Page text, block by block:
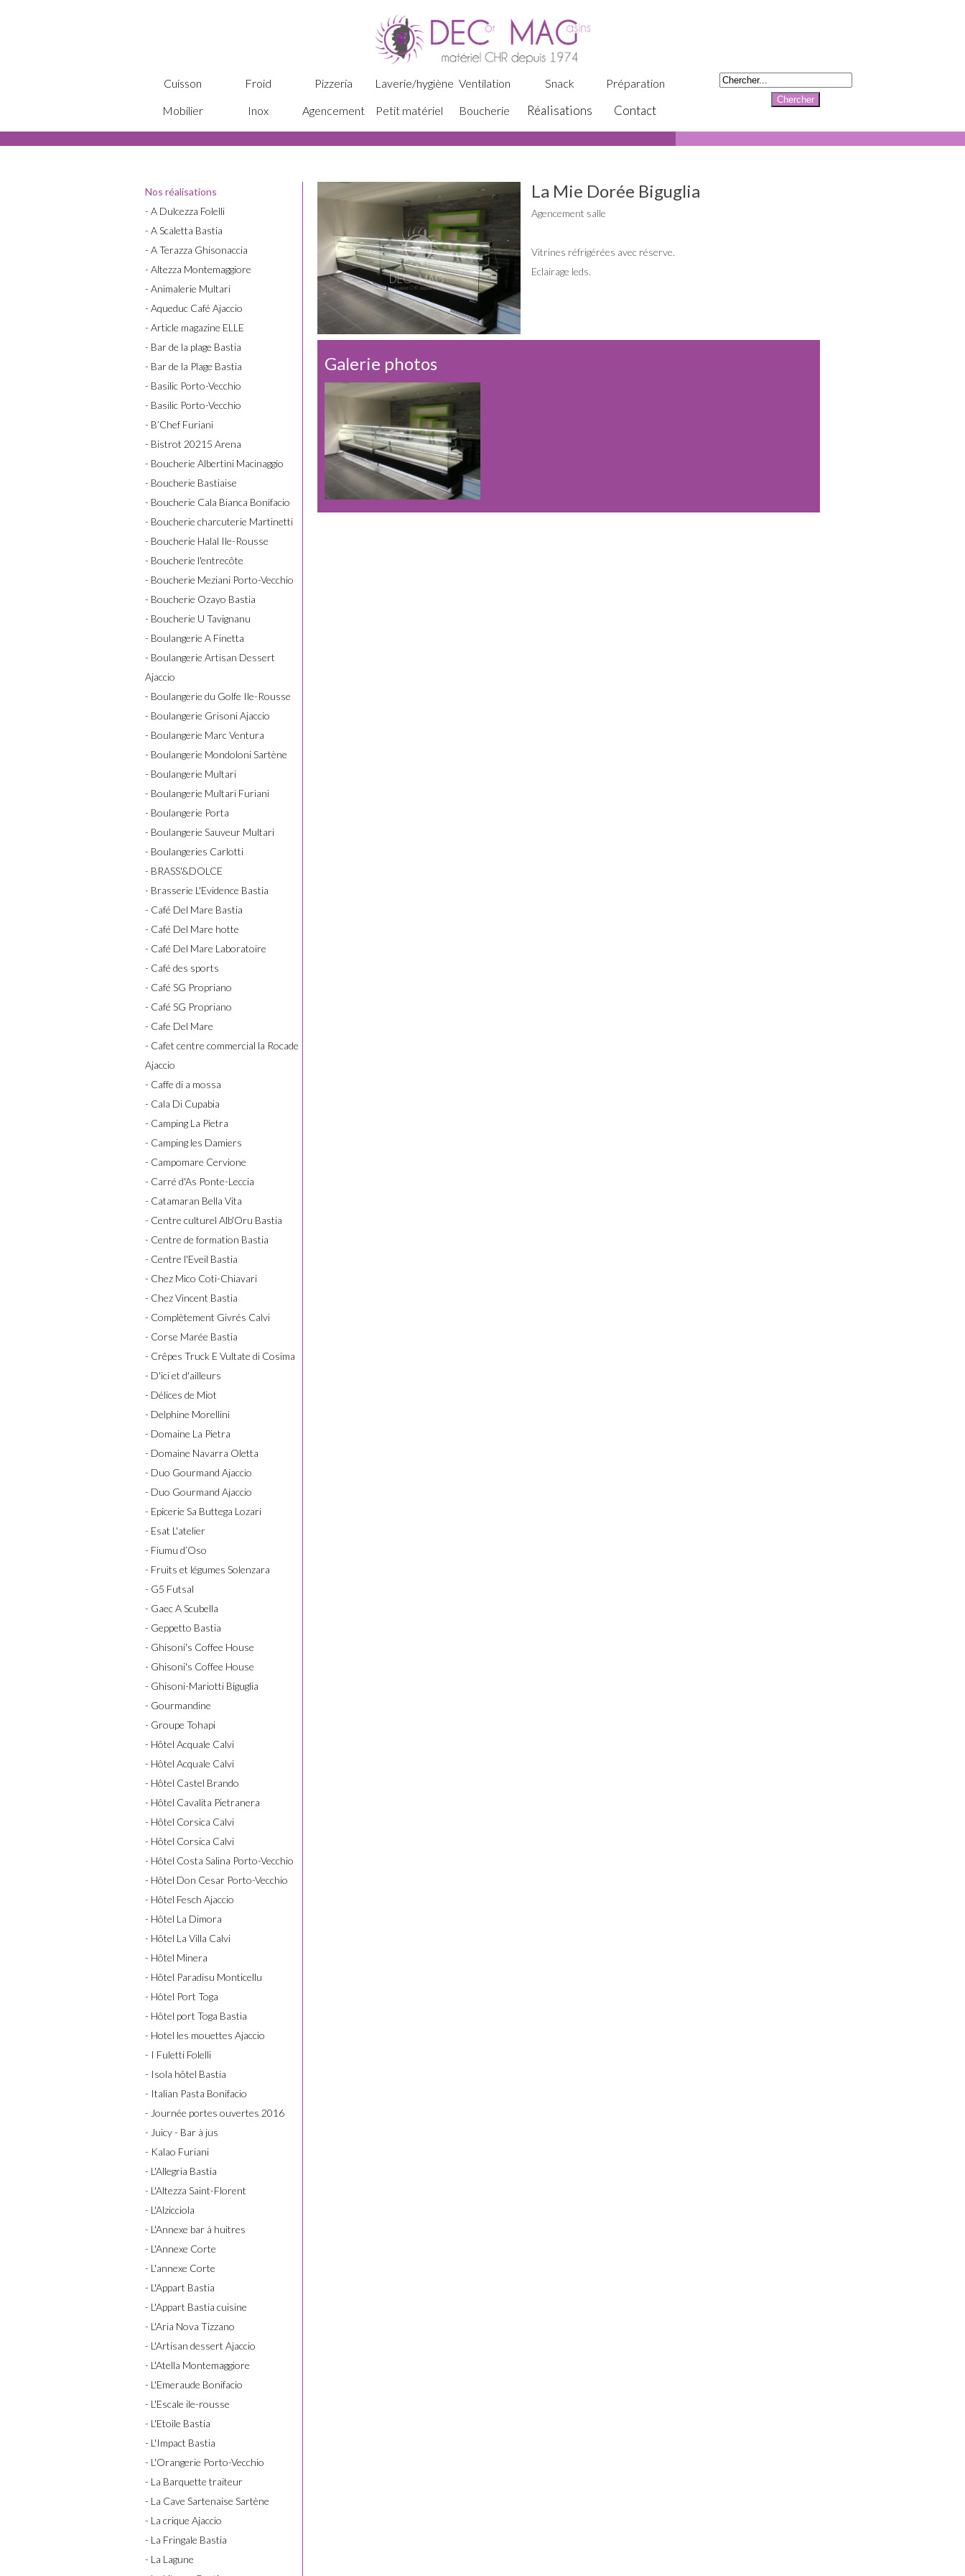
Cuisson Froid Pizzeria Laverie/hygiène Ventilation Snack
Préparation
Mobilier
Inox Agencement Petit matériel Boucherie Réalisations Contact
Nos réalisations
- A Dulcezza Folelli
- A Scaletta Bastia
- A Terazza Ghisonaccia
- Altezza Montemaggiore
- Animalerie Multari
- Aqueduc Café Ajaccio
- Article magazine ELLE
- Bar de la plage Bastia
- Bar de la Plage Bastia
- Basilic Porto-Vecchio
- Basilic Porto-Vecchio
- B’Chef Furiani
- Bistrot 20215 Arena
- Boucherie Albertini Macinaggio
- Boucherie Bastiaise
- Boucherie Cala Bianca Bonifacio
- Boucherie charcuterie Martinetti
- Boucherie Halal Ile-Rousse
- Boucherie l'entrecôte
- Boucherie Meziani Porto-Vecchio
- Boucherie Ozayo Bastia
- Boucherie U Tavignanu
- Boulangerie A Finetta
- Boulangerie Artisan Dessert
Ajaccio
- Boulangerie du Golfe Ile-Rousse
- Boulangerie Grisoni Ajaccio
- Boulangerie Marc Ventura
- Boulangerie Mondoloni Sartène
- Boulangerie Multari
- Boulangerie Multari Furiani
- Boulangerie Porta
- Boulangerie Sauveur Multari
- Boulangeries Carlotti
- BRASS'&DOLCE
- Brasserie L'Evidence Bastia
- Café Del Mare Bastia
- Café Del Mare hotte
- Café Del Mare Laboratoire
- Café des sports
- Café SG Propriano
- Café SG Propriano
- Cafe Del Mare
- Cafet centre commercial la Rocade
Ajaccio
- Caffe di a mossa
- Cala Di Cupabia
- Camping La Pietra
- Camping les Damiers
- Campomare Cervione
- Carré d'As Ponte-Leccia
- Catamaran Bella Vita
- Centre culturel Alb'Oru Bastia
- Centre de formation Bastia
- Centre l'Eveil Bastia
- Chez Mico Coti-Chiavari
- Chez Vincent Bastia
- Complètement Givrés Calvi
- Corse Marée Bastia
- Crêpes Truck E Vultate di Cosima
- D'ici et d'ailleurs
- Délices de Miot
- Delphine Morellini
- Domaine La Pietra
- Domaine Navarra Oletta
- Duo Gourmand Ajaccio
- Duo Gourmand Ajaccio
- Epicerie Sa Buttega Lozari
- Esat L'atelier
- Fiumu d’Oso
- Fruits et légumes Solenzara
- G5 Futsal
- Gaec A Scubella
- Geppetto Bastia
- Ghisoni's Coffee House
- Ghisoni's Coffee House
- Ghisoni-Mariotti Biguglia
- Gourmandine
- Groupe Tohapi
- Hôtel Acquale Calvi
- Hôtel Acquale Calvi
- Hôtel Castel Brando
- Hôtel Cavalita Pietranera
- Hôtel Corsica Calvi
- Hôtel Corsica Calvi
- Hôtel Costa Salina Porto-Vecchio
- Hôtel Don Cesar Porto-Vecchio
- Hôtel Fesch Ajaccio
- Hôtel La Dimora
- Hôtel La Villa Calvi
- Hôtel Minera
- Hôtel Paradisu Monticellu
- Hôtel Port Toga
- Hôtel port Toga Bastia
- Hotel les mouettes Ajaccio
- I Fuletti Folelli
- Isola hôtel Bastia
- Italian Pasta Bonifacio
- Journée portes ouvertes 2016
- Juicy - Bar à jus
- Kalao Furiani
- L'Allegria Bastia
- L'Altezza Saint-Florent
- L'Alzicciola
- L'Annexe bar à huitres
- L'Annexe Corte
- L'annexe Corte
- L'Appart Bastia
- L'Appart Bastia cuisine
- L'Aria Nova Tizzano
- L'Artisan dessert Ajaccio
- L'Atella Montemaggiore
- L'Emeraude Bonifacio
- L'Escale ile-rousse
- L'Etoile Bastia
- L'Impact Bastia
- L'Orangerie Porto-Vecchio
- La Barquette traiteur
- La Cave Sartenaise Sartène
- La crique Ajaccio
- La Fringale Bastia
- La Lagune
La Mie Dorée Biguglia
Agencement salle
Vitrines réfrigérées avec réserve.
Eclairage leds.
Galerie photos